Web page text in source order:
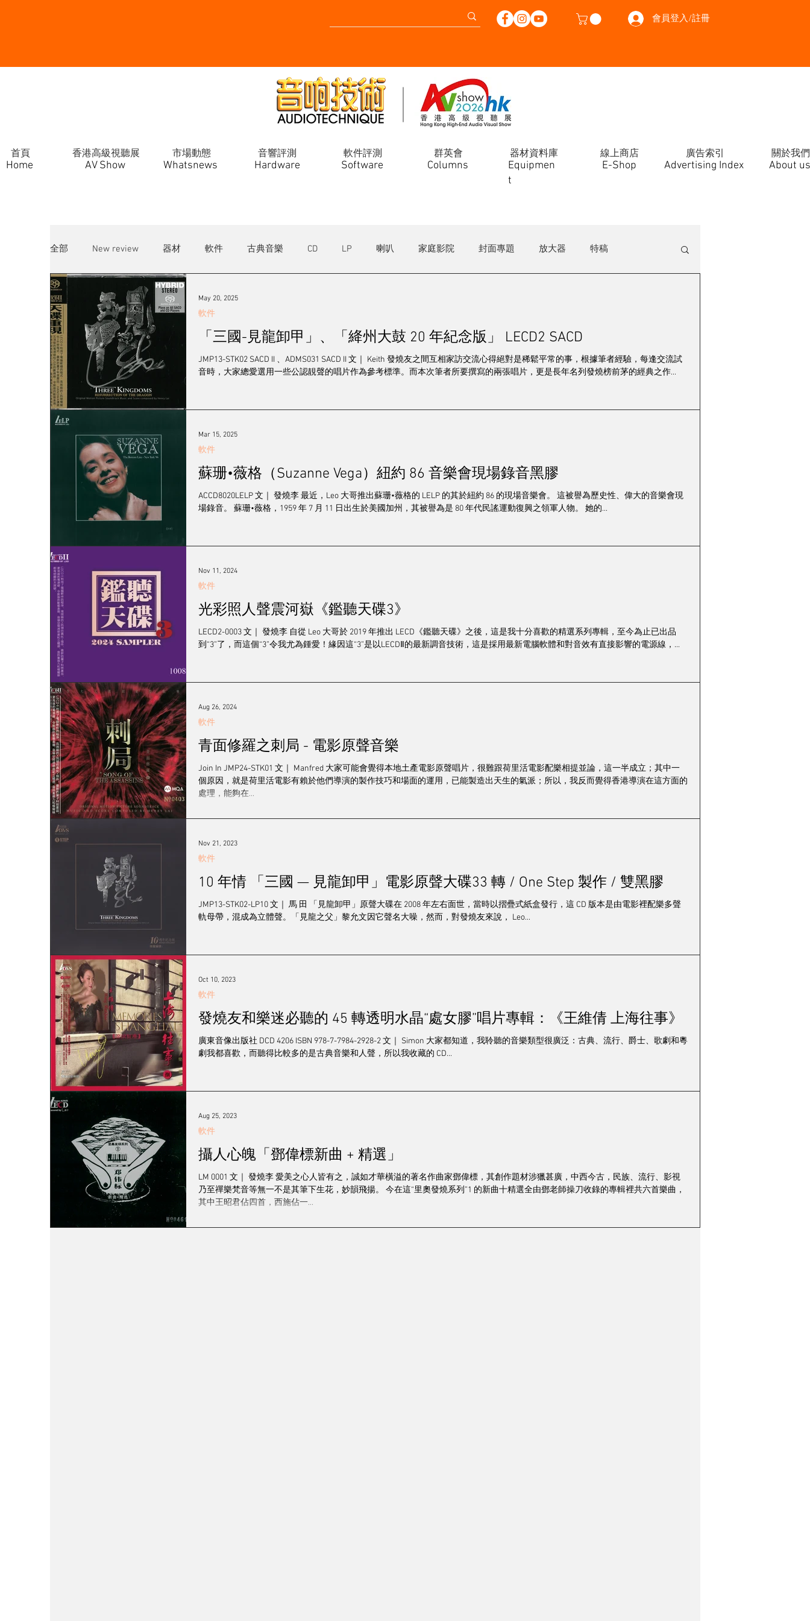
會員登入/註冊
Home
首頁 香港高級視聽展 市場動態 音響評測 軟件評測 群英會 器材資料庫 線上商店 廣告索引 關於我們
AV Show Whatsnews Hardware Software
Equipmen
t
E-Shop
Columns About us
Advertising Index
全部 New review 器材 軟件 古典音樂 CD LP 喇叭 家庭影院 封面專題 放大器 特稿
發燒女聲 線材 耳機/播放器
2023 視聽展展覽報導 黑膠系統 登門造訪 2024 視聽展展覽報導 專訪 2025音響展
工廠專訪 音響展
「三國-見龍卸甲」、「絳州大鼓 20 年紀念版」 LECD2 SACD
JMP13-STK02 SACD II 、ADMS031 SACD II 文｜ Keith 發燒友之間互相家訪交流心得絕對是稀鬆平常的事，根據筆者經驗，每逢交流試
音時，大家總愛選用一些公認靚聲的唱片作為參考標準。而本次筆者所要撰寫的兩張唱片，更是長年名列發燒榜前茅的經典之作...
軟件
May 20, 2025
蘇珊•薇格（Suzanne Vega）紐約 86 音樂會現場錄音黑膠
ACCD8020LELP 文｜ 發燒李 最近，Leo 大哥推出蘇珊•薇格的 LELP 的其於紐約 86 的現場音樂會。 這被譽為歷史性、偉大的音樂會現
場錄音。 蘇珊•薇格，1959 年 7 月 11 日出生於美國加州，其被譽為是 80 年代民謠運動復興之領軍人物。 她的...
軟件
Mar 15, 2025
光彩照人聲震河嶽《鑑聽天碟3》
LECD2-0003 文｜ 發燒李 自從 Leo 大哥於 2019 年推出 LECD《鑑聽天碟》之後，這是我十分喜歡的精選系列專輯，至今為止已出品
到“3”了，而這個“3”令我尤為鍾愛！緣因這“3”是以LECDⅡ的最新調音技術，這是採用最新電腦軟體和對音效有直接影響的電源線，...
軟件
Nov 11, 2024
青面修羅之刺局 - 電影原聲音樂
Join In JMP24-STK01 文｜ Manfred 大家可能會覺得本地土產電影原聲唱片，很難跟荷里活電影配樂相提並論，這一半成立；其中一
個原因，就是荷里活電影有賴於他們導演的製作技巧和場面的運用，已能製造出天生的氣派；所以，我反而覺得香港導演在這方面的
處理，能夠在...
軟件
Aug 26, 2024
10 年情 「三國 — 見龍卸甲」電影原聲大碟33 轉 / One Step 製作 / 雙黑膠
JMP13-STK02-LP10 文｜ 馬 田 「見龍卸甲」原聲大碟在 2008 年左右面世，當時以摺疊式紙盒發行，這 CD 版本是由電影裡配樂多聲
軌母帶，混成為立體聲。「見龍之父」黎允文因它聲名大噪，然而，對發燒友來說， Leo...
軟件
Nov 21, 2023
發燒友和樂迷必聽的 45 轉透明水晶“處女膠”唱片專輯：《王維倩 上海往事》
廣東音像出版社 DCD 4206 ISBN 978-7-7984-2928-2 文｜ Simon 大家都知道，我聆聽的音樂類型很廣泛：古典、流行、爵士、歌劇和粵
劇我都喜歡，而聽得比較多的是古典音樂和人聲，所以我收藏的 CD...
軟件
Oct 10, 2023
攝人心魄「鄧偉標新曲 + 精選」
LM 0001 文｜ 發燒李 愛美之心人皆有之，誠如才華橫溢的著名作曲家鄧偉標，其創作題材涉獵甚廣，中西今古，民族、流行、影視
乃至禪樂梵音等無一不是其筆下生花，妙韻飛揚。 今在這“里奧發燒系列”1 的新曲十精選全由鄧老師操刀收錄的專輯裡共六首樂曲，
其中王昭君佔四首，西施佔一...
軟件
Aug 25, 2023